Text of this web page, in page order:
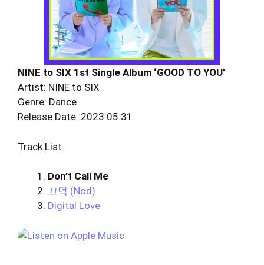
NINE to SIX 1st Single Album ‘GOOD TO YOU’
Artist: NINE to SIX
Genre: Dance
Release Date: 2023.05.31
Track List:
Don’t Call Me
끄덕 (Nod)
Digital Love